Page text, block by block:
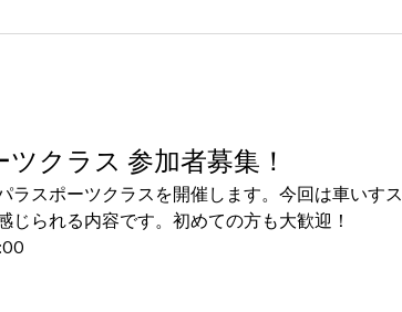
クラス 参加者募集！
ラスポーツクラスを開催します。今回は車いす
られる内容です。初めての方も大歓迎！